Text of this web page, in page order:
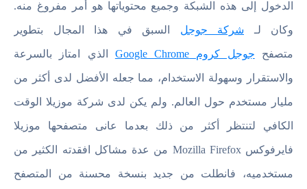
الدخول إلى هذه الشبكة وجميع محتوياتها هو أمر مفروغ منه.
وكان لـ شركة جوجل السبق في هذا المجال بتطوير
متصفح جوجل كروم Google Chrome الذي امتاز بالسرعة
والاستقرار وسهولة الاستخدام، مما جعله الأفضل لدى أكثر من
مليار مستخدم حول العالم. ولم يكن لدى شركة موزيلا الوقت
الكافي لتنتظر أكثر من ذلك بعدما عانى متصفحها موزيلا
فايرفوكس Mozilla Firefox من عدة مشاكل افقدته الكثير من
مستخدميه، فانطلت من جديد بنسخة محسنة من المتصفح